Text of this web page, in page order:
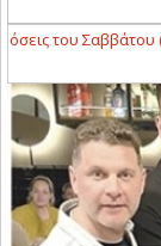
του Σαββάτου (8/8)